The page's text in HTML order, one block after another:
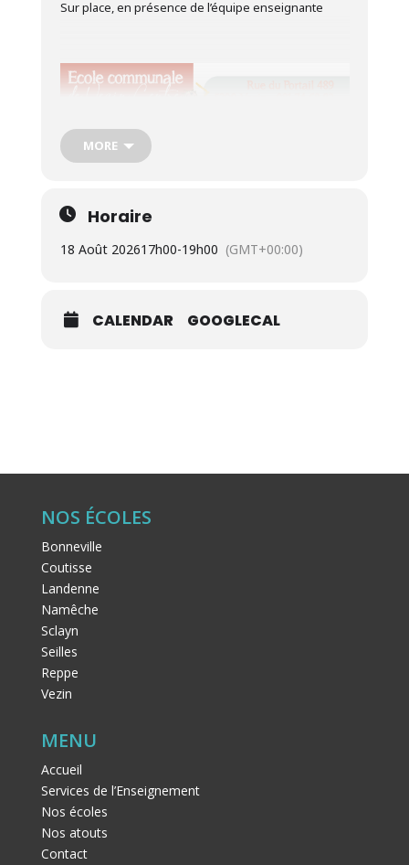
Sur place, en présence de l’équipe enseignante
MORE
Horaire
18 Août 202617h00-19h00 (GMT+00:00)
CALENDAR GOOGLECAL
NOS ÉCOLES
Bonneville
Coutisse
Landenne
Namêche
Sclayn
Seilles
Reppe
Vezin
MENU
Accueil
Services de l’Enseignement
Nos écoles
Nos atouts
Contact